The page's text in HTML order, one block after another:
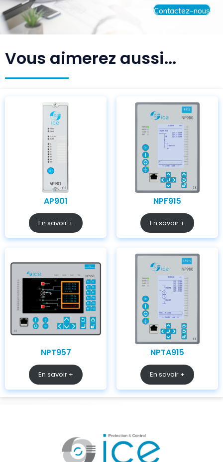
Contactez-nous
Vous aimerez aussi...
AP901
En savoir +
NPF915
En savoir +
NPT957
En savoir +
NPTA915
En savoir +